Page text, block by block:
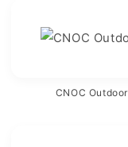
CNOC Outdoor